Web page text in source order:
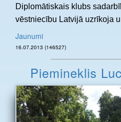
Diplomātiskais klubs
vēstniecību Latvijā uzrīkoja
Jaunumi
16.07.2013 (146527)
Piemineklis